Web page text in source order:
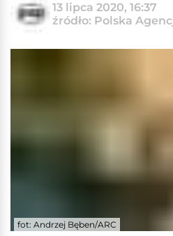
13 lipca 2020, 16:37
źródło: Polska
fot: Andrzej Bęben/ARC